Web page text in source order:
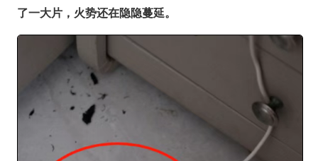
了一大片，火势还在隐隐蔓延。